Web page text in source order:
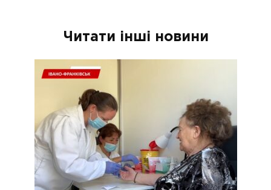
Читати інші новини